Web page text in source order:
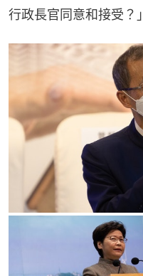
行政長官同意和接受？」